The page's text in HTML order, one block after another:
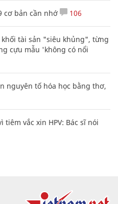
cơ bản cần nhớ 106
tài sản "siêu khủng", từng
cựu mẫu 'không có nổi
nguyên tố hóa học bằng thơ,
vắc xin HPV: Bác sĩ nói